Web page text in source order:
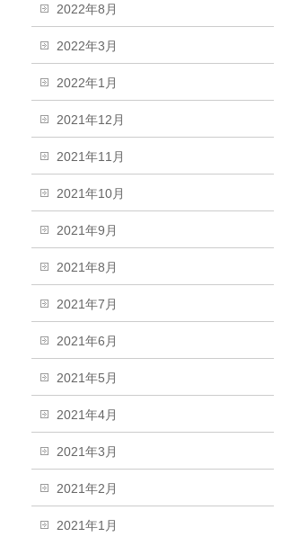
2022年8月
2022年3月
2022年1月
2021年12月
2021年11月
2021年10月
2021年9月
2021年8月
2021年7月
2021年6月
2021年5月
2021年4月
2021年3月
2021年2月
2021年1月